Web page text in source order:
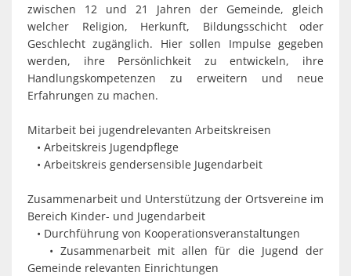
zwischen 12 und 21 Jahren der Gemeinde, gleich
welcher Religion, Herkunft, Bildungsschicht oder
Geschlecht zugänglich. Hier sollen Impulse gegeben
werden, ihre Persönlichkeit zu entwickeln, ihre
Handlungskompetenzen zu erweitern und neue
Erfahrungen zu machen.
Mitarbeit bei jugendrelevanten Arbeitskreisen
• Arbeitskreis Jugendpflege
• Arbeitskreis gendersensible Jugendarbeit
Zusammenarbeit und Unterstützung der Ortsvereine im
Bereich Kinder- und Jugendarbeit
• Durchführung von Kooperationsveranstaltungen
• Zusammenarbeit mit allen für die Jugend der
Gemeinde relevanten Einrichtungen